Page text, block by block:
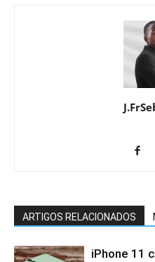
ARTIGOS RELACIONADOS
iPhone 11